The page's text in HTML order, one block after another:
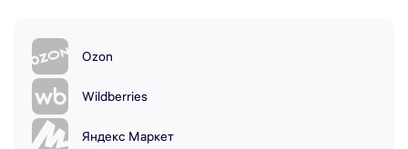
Ozon
Wildberries
Яндекс Маркет